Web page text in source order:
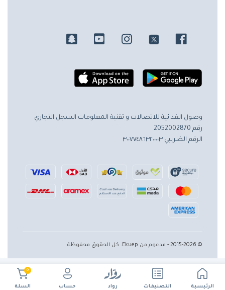
الرئيسية التصنيفات رواد حساب
0
السلة
وصول الغذائية للاتصالات و تقنية المعلومات السجل التجاري
رقم 2052002870
الرقم الضريبي ٣٠٠٧٧٤٨٦٣٢٠٠٠٠٣
© 2015-2026 - مدعوم من Ekuep. كل الحقوق محفوظة